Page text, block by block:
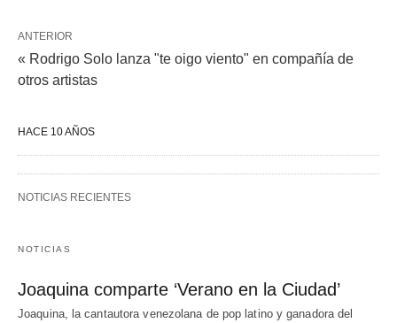
ANTERIOR
« Rodrigo Solo lanza "te oigo viento" en compañía de
otros artistas
HACE 10 AÑOS
NOTICIAS RECIENTES
NOTICIAS
Joaquina comparte ‘Verano en la Ciudad’
Joaquina, la cantautora venezolana de pop latino y ganadora del